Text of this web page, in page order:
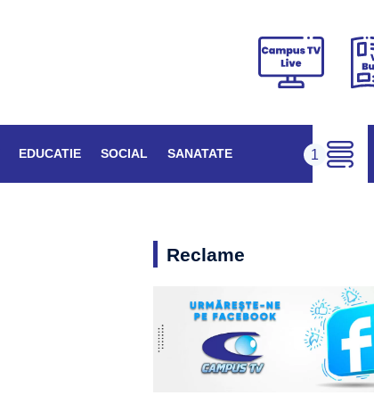
Campus
EDUCATIE SOCIAL SANATATE
Reclame